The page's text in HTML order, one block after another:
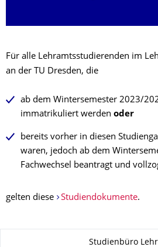
Für alle Lehramtsstudierenden im
an der TU Dresden, die
ab dem Wintersemester 2023/
immatrikuliert werden oder
bereits vorher in diesen
waren, jedoch ab dem
Fachwechsel beantragt und
gelten diese Studiendokumente.
Zu dieser SeiteStudienbüro